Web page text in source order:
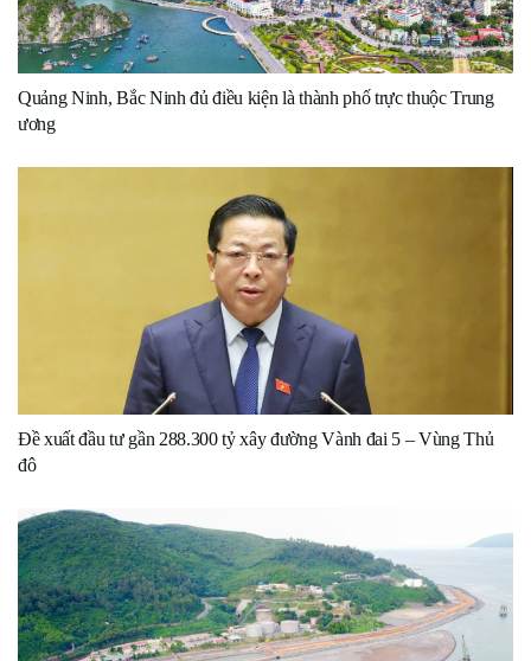
Quảng Ninh, Bắc Ninh đủ điều kiện là thành phố trực thuộc Trung
ương
Đề xuất đầu tư gần 288.300 tỷ xây đường Vành đai 5 – Vùng Thủ
đô